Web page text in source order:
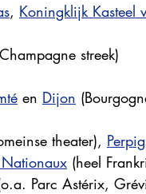
, Koningklijk Kasteel
streek)
en Dijon
theater),
(heel
Parc Astérix,